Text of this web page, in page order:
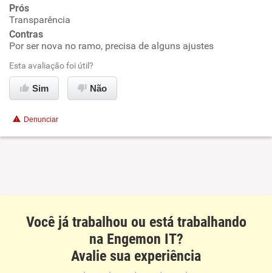
Ambiente de trabalho
Benefícios
Recomenda esta empresa
Recomenda a diretoria
Prós
Transparência
Contras
Por ser nova no ramo, precisa de alguns ajustes
Esta avaliação foi útil?
Sim Não
Denunciar
Você já trabalhou ou está trabalhando
na Engemon IT?
Avalie sua experiência